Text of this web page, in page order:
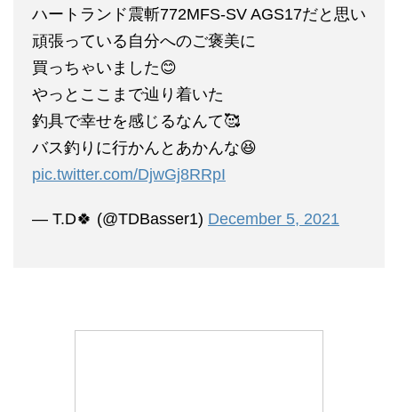
ハートランド震斬772MFS-SV AGS17だと思い
頑張っている自分へのご褒美に
買っちゃいました😊
やっとここまで辿り着いた
釣具で幸せを感じるなんて🥰
バス釣りに行かんとあかんな😆
pic.twitter.com/DjwGj8RRpI
— T.D🍀 (@TDBasser1) December 5, 2021